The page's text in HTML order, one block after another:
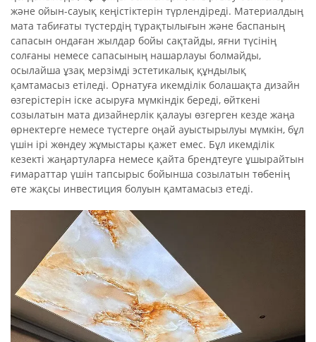
және ойын-сауық кеңістіктерін түрлендіреді. Материалдың
мата табиғаты түстердің тұрақтылығын және баспаның
сапасын ондаған жылдар бойы сақтайды, яғни түсінің
солғаны немесе сапасының нашарлауы болмайды,
осылайша ұзақ мерзімді эстетикалық құндылық
қамтамасыз етіледі. Орнатуға икемділік болашақта дизайн
өзгерістерін іске асыруға мүмкіндік береді, өйткені
созылатын мата дизайнерлік қалауы өзгерген кезде жаңа
өрнектерге немесе түстерге оңай ауыстырылуы мүмкін, бұл
үшін ірі жөндеу жұмыстары қажет емес. Бұл икемділік
кезекті жаңартуларға немесе қайта брендтеуге ұшырайтын
ғимараттар үшін тапсырыс бойынша созылатын төбенің
өте жақсы инвестиция болуын қамтамасыз етеді.